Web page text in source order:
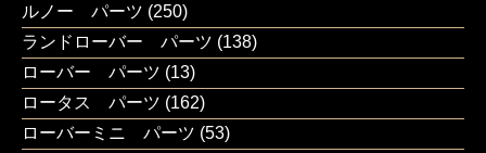
ルノー パーツ (250)
ランドローバー パーツ (138)
ローバー パーツ (13)
ロータス パーツ (162)
ローバーミニ パーツ (53)